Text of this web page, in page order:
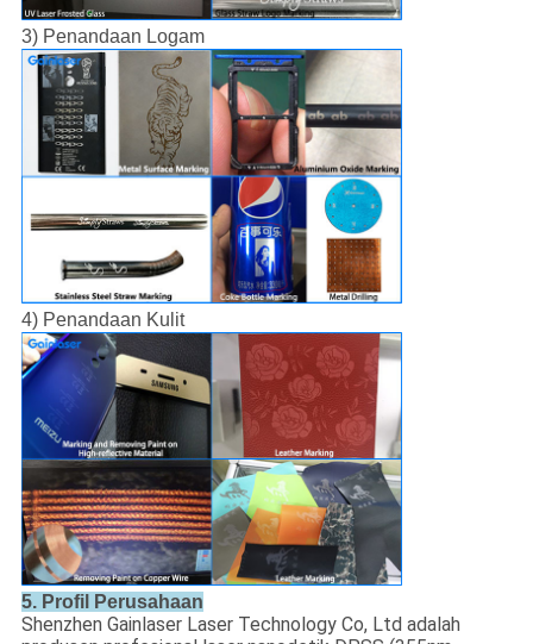
3) Penandaan Logam
4) Penandaan Kulit
5. Profil Perusahaan
Shenzhen Gainlaser Laser Technology Co, Ltd adalah